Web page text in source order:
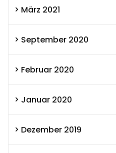
März 2021
September 2020
Februar 2020
Januar 2020
Dezember 2019